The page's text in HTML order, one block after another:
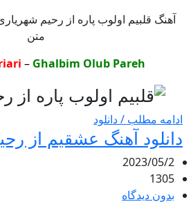
آهنگ قلبیم اولوب پاره از رحیم
متن
–Ghalbim Olub Pareh
ادامه مطلب / دانلود
دانلود آهنگ عشقیم از
2023/05/2
1305
بدون دیدگاه